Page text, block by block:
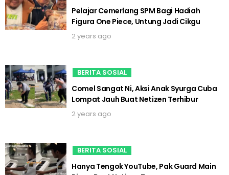
Pelajar Cemerlang SPM Bagi Hadiah
Figura One Piece, Untung Jadi Cikgu
2 years ago
BERITA SOSIAL
Comel Sangat Ni, Aksi Anak Syurga Cuba
Lompat Jauh Buat Netizen Terhibur
2 years ago
BERITA SOSIAL
Hanya Tengok YouTube, Pak Guard Main